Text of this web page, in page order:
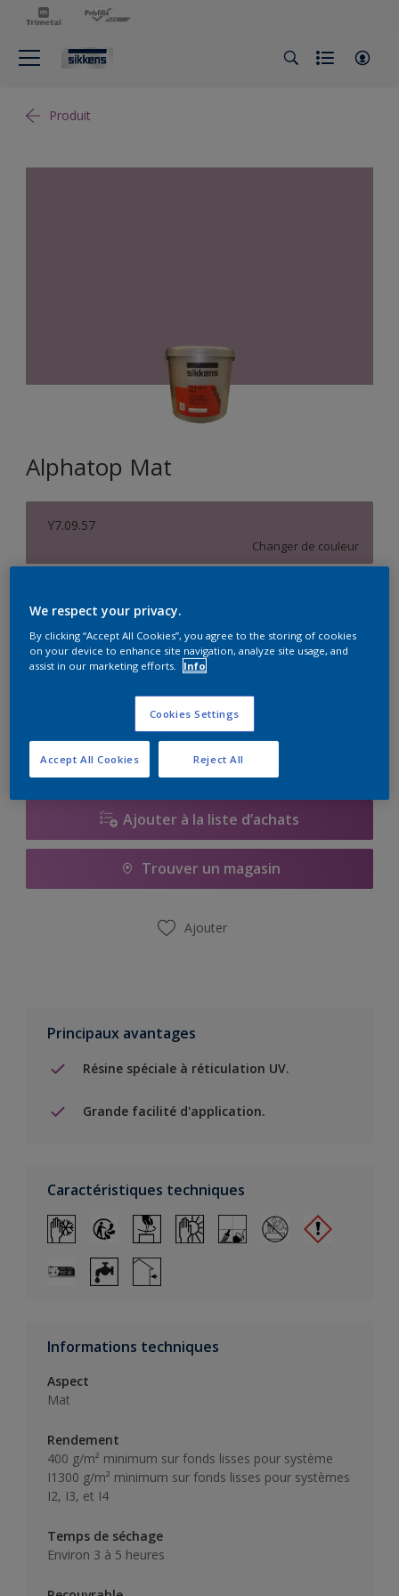
Produit
Alphatop Mat
Y7.09.57
Changer de couleur
Quantité Calculateur de peinture
Achetez chez un revendeur
Ajouter à la liste d’achats
Trouver un magasin
Ajouter
Principaux avantages
Résine spéciale à réticulation UV.
Grande facilité d'application.
Caractéristiques techniques
Informations techniques
Aspect
Mat
Rendement
400 g/m² minimum sur fonds lisses pour système
I1300 g/m² minimum sur fonds lisses pour systèmes
I2, I3, et I4
Temps de séchage
Environ 3 à 5 heures
We respect your privacy.
By clicking “Accept All Cookies”, you agree to the storing of cookies
on your device to enhance site navigation, analyze site usage, and
assist in our marketing efforts.
Info
Cookies Settings
Reject All
Accept All Cookies